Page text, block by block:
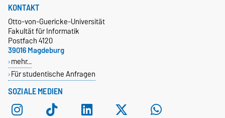
SOZIALE MEDIEN
KONTAKT
Otto-von-Guericke-Universität
Fakultät für Informatik
Postfach 4120
39016 Magdeburg
mehr…
Für studentische Anfragen